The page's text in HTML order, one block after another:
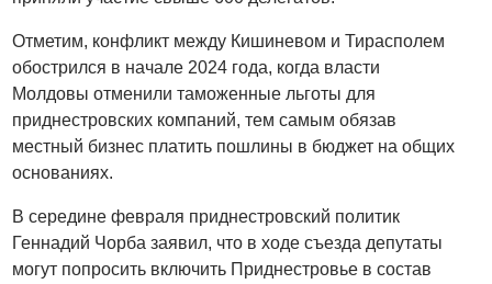
Отметим, конфликт между Кишиневом и Тирасполем
обострился в начале 2024 года, когда власти
Молдовы отменили таможенные льготы для
приднестровских компаний, тем самым обязав
местный бизнес платить пошлины в бюджет на общих
основаниях.
В середине февраля приднестровский политик
Геннадий Чорба заявил, что в ходе съезда депутаты
могут попросить включить Приднестровье в состав